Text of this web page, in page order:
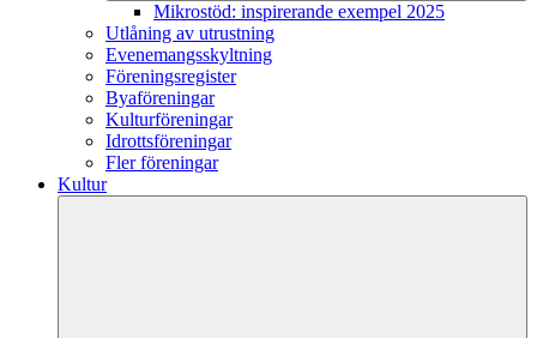
Mikrostöd: inspirerande exempel 2025
Utlåning av utrustning
Evenemangsskyltning
Föreningsregister
Byaföreningar
Kulturföreningar
Idrottsföreningar
Fler föreningar
Kultur